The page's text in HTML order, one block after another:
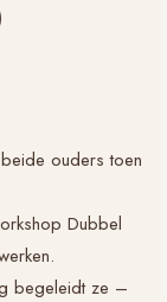
ouders toen
Dubbel
begeleidt ze –